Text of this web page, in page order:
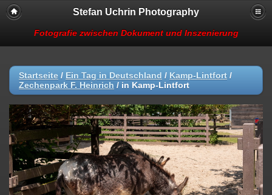
Stefan Uchrin Photography
Fotografie zwischen Dokument und Inszenierung
Startseite / Ein Tag in Deutschland / Kamp-Lintfort /
Zechenpark F. Heinrich / in Kamp-Lintfort